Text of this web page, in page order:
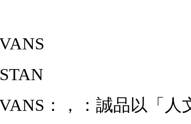
：，：誠品以「人